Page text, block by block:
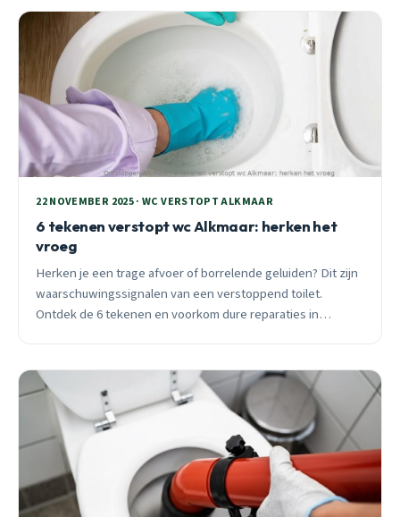
22 NOVEMBER 2025 · WC VERSTOPT ALKMAAR
6 tekenen verstopt wc Alkmaar: herken het
vroeg
Herken je een trage afvoer of borrelende geluiden? Dit zijn
waarschuwingssignalen van een verstoppend toilet.
Ontdek de 6 tekenen en voorkom dure reparaties in